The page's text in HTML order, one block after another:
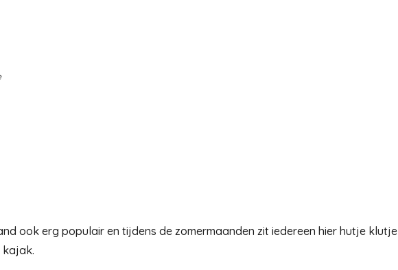
ook erg populair en tijdens de zomermaanden zit iedereen hier hutje klutje
kajak.